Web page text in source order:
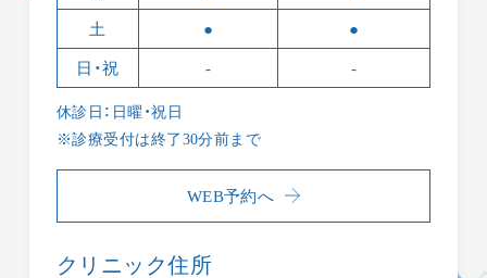
土 ● ●
日・祝 - -
休診日：日曜・祝日
※診療受付は終了30分前まで
WEB予約へ
クリニック住所